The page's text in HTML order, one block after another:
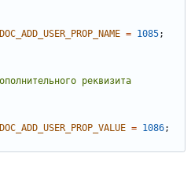
DOC_ADD_USER_PROP_NAME = 1085;
DOC_ADD_USER_PROP_VALUE = 1086;